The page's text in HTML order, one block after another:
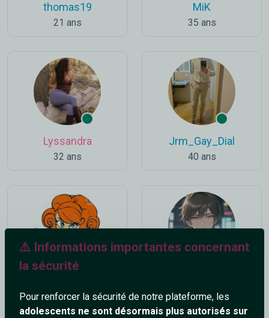
⚠️ Informations importantes concernant
la sécurité
Pour renforcer la sécurité de notre plateforme, les
adolescents ne sont désormais plus autorisés sur
thomas19
21 ans
MiK
35 ans
Lyssandra
32 ans
Jrm_Gay_Dial
40 ans
38 ans 24 ans